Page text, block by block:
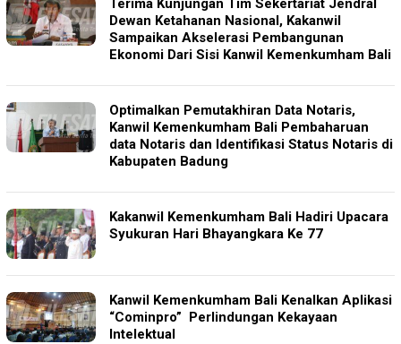
Terima Kunjungan Tim Sekertariat Jendral
Dewan Ketahanan Nasional, Kakanwil
Sampaikan Akselerasi Pembangunan
Ekonomi Dari Sisi Kanwil Kemenkumham Bali
Optimalkan Pemutakhiran Data Notaris,
Kanwil Kemenkumham Bali Pembaharuan
data Notaris dan Identifikasi Status Notaris di
Kabupaten Badung
Kakanwil Kemenkumham Bali Hadiri Upacara
Syukuran Hari Bhayangkara Ke 77
Kanwil Kemenkumham Bali Kenalkan Aplikasi
“Cominpro” Perlindungan Kekayaan
Intelektual